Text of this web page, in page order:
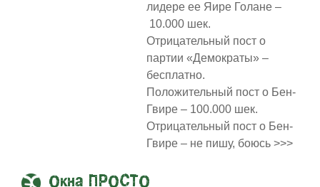
лидере ее Яире Голане –
10.000 шек.
Отрицательный пост о
партии «Демократы» –
бесплатно.
Положительный пост о Бен-
Гвире – 100.000 шек.
Отрицательный пост о Бен-
Гвире – не пишу, боюсь >>>
Окна ПРОСТО